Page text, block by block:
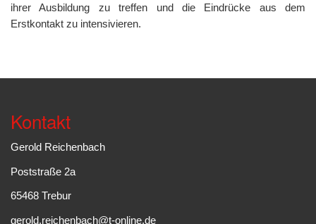
ihrer Ausbildung zu treffen und die Eindrücke aus dem
Erstkontakt zu intensivieren.
Kontakt
Gerold Reichenbach
Poststraße 2a
65468 Trebur
gerold.reichenbach@t-online.de